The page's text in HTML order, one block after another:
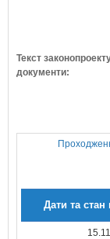
Текст
документи:
Дати та